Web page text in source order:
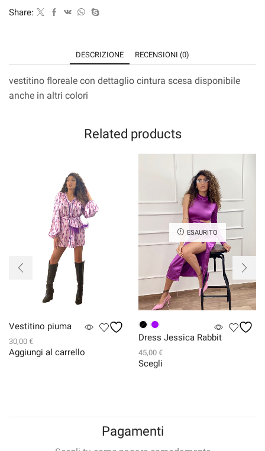
Share:
DESCRIZIONE RECENSIONI (0)
vestitino floreale con dettaglio cintura scesa disponibile
anche in altri colori
Related products
Vestitino piuma
30,00 €
Aggiungi al carrello
ESAURITO
Dress Jessica Rabbit
45,00 €
Scegli
Le
opzioni
Pagamenti